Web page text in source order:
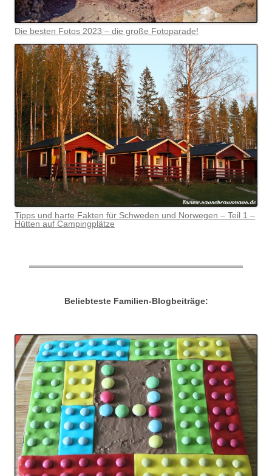
Die besten Fotos 2023 – die große Fotoparade!
Tipps und harte Fakten für Schweden und Norwegen – Teil 1 –
Hütten auf Campingplätze
Beliebteste Familien-Blogbeiträge: